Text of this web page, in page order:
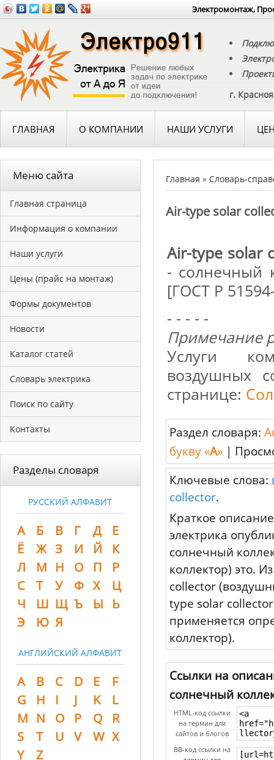
Электромонтаж,
г.
ГЛАВНАЯ О КОМПАНИИ НАШИ УСЛУГИ
Меню сайта
Главная страница
Информация о компании
Наши услуги
Цены (прайс на монтаж)
Формы документов
Новости
Каталог статей
Словарь электрика
Поиск по сайту
Контакты
Разделы словаря
РУССКИЙ АЛФАВИТ
А Б В Г Д
Е
Ё
Ж З И Й
К
Л
М Н О П
Р
С
Т У Ф Х
Ц
Ч
Ш Щ Ъ Ы
Ь
Э
Ю Я
АНГЛИЙСКИЙ АЛФАВИТ
A B C D E
F
G
H I J K
L
M N O P Q
R
S
T U V W X
Y
Z
Главная » Словарь-
Аir-type solar
Аir-type solar
- солнечный
[ГОСТ Р
- - - - -
Примечание
Услуги
воздушных
cтранице:
Раздел словаря:
букву «A» |
Ключевые слова:
collector.
Краткое
электрика
солнечный
коллектор) это.
collector
type solar
применяется
коллектор).
Ссылки на
солнечный
HTML-код ссылки
на термин для
сайтов и блогов
BB-код ссылки на